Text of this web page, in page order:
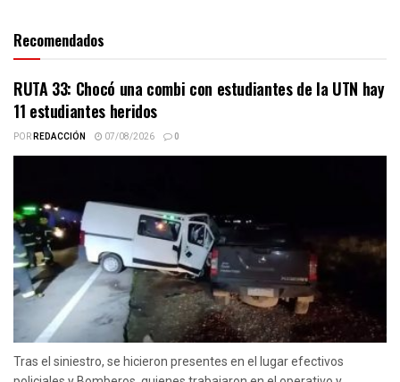
Recomendados
RUTA 33: Chocó una combi con estudiantes de la UTN hay
11 estudiantes heridos
PORREDACCIÓN 07/08/2026 0
Tras el siniestro, se hicieron presentes en el lugar efectivos